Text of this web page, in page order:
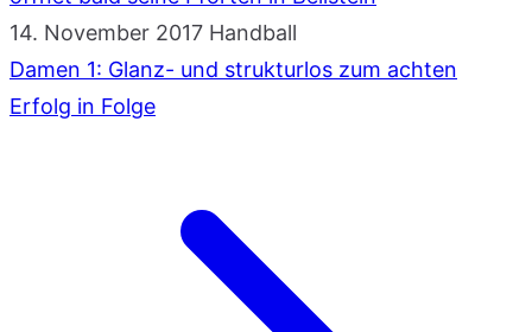
14. November 2017 Handball
Damen 1: Glanz- und strukturlos zum achten
Erfolg in Folge